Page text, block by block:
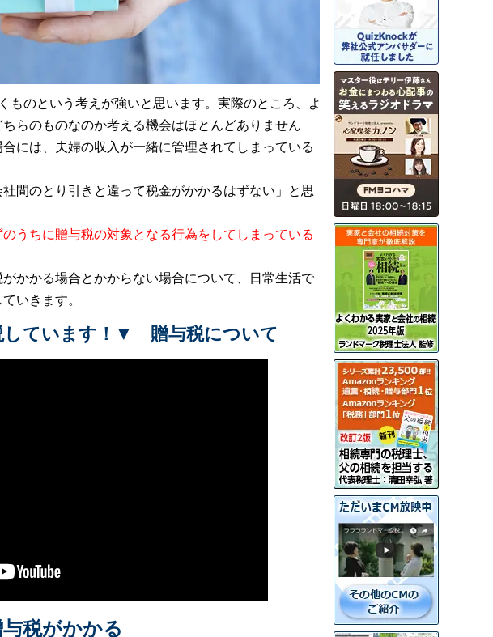
ものという考えが強いと思います。実際のところ、よ
らのものなのか考える機会はほとんどありません
には、夫婦の収入が一緒に管理されてしまっている
間のとり引きと違って税金がかかるはずない」と思
うちに贈与税の対象となる行為をしてしまっている
かかる場合とかからない場合について、日常生活で
いきます。
しています！▼ 贈与税について
税がかかる